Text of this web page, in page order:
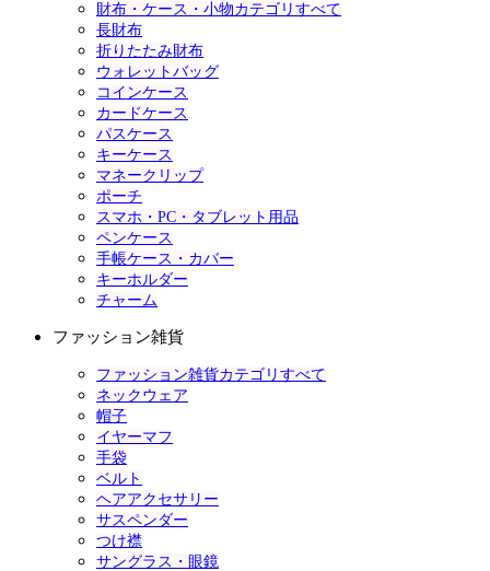
財布・ケース・小物カテゴリすべて
長財布
折りたたみ財布
ウォレットバッグ
コインケース
カードケース
パスケース
キーケース
マネークリップ
ポーチ
スマホ・PC・タブレット用品
ペンケース
手帳ケース・カバー
キーホルダー
チャーム
ファッション雑貨
ファッション雑貨カテゴリすべて
ネックウェア
帽子
イヤーマフ
手袋
ベルト
ヘアアクセサリー
サスペンダー
つけ襟
サングラス・眼鏡